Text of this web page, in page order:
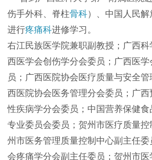
伤手外科、脊柱骨科）、中国人民
进行疼痛科进修学习。
右江民族医学院兼职副教授；广西
西医学会创伤学分会委员；广西医学
员；广西医院协会医疗质量与安全
西医院协会医务管理分会委员；广
性疾病学分会委员；中国营养保健
专业委员会委员；贺州市医疗质量
州市医务管理质量控制中心副主任
会疼痛学分会副主任委员；贺州市